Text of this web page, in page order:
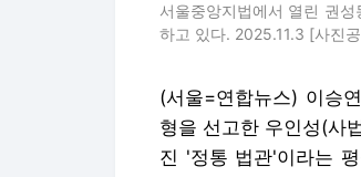
서울중앙지법에서 열린 권
하고 있다. 2025.11.3 [사진
(서울=연합뉴스) 이승
형을 선고한 우인성(사
진 '정통 법관'이라는